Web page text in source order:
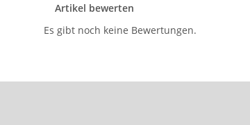
Artikel bewerten
Es gibt noch keine Bewertungen.